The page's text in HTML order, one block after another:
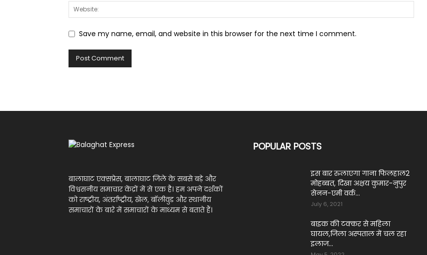
Save my name, email, and website in this browser for the next time I comment.
बालाघाट एक्सप्रेस, बालाघाट जिले के सबसे बड़े और
विश्वसनीय समाचार केंद्रों में से एक है। हम अपने दर्शकों
को राष्ट्रीय, अंतर्राष्ट्रीय, खेल, बॉलीवुड और स्थानीय
समाचारों के बारे में समाचारों के माध्यम से बताते हैं।
POPULAR POSTS
इस बार रुलाएगा गाना फिलहाल2
मोहब्बत, दिखा अक्षय कुमार-नुपुर
सेनन-एमी वर्क...
July 6, 2021
बाइक की टक्कर से महिला
घायल,जिला अस्पताल में चल रहा
इलाज...